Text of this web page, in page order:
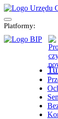
Platformy: